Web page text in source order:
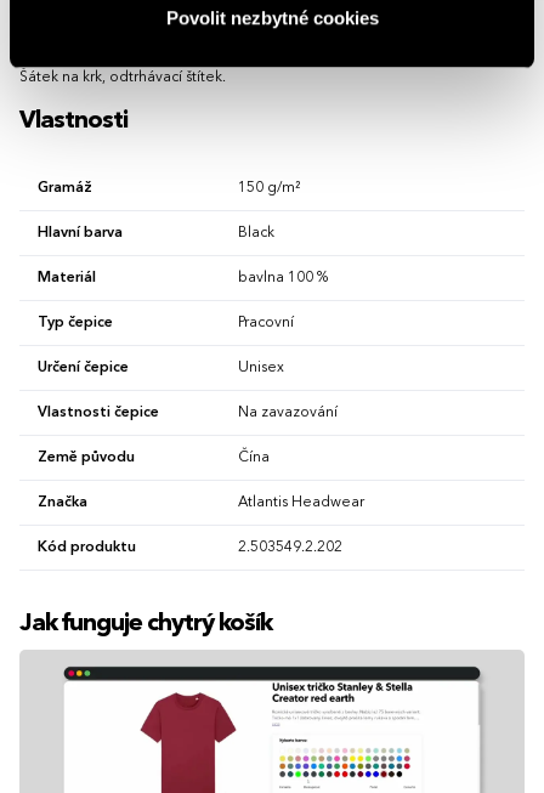
Povolit nezbytné cookies
Šátek na krk, odtrhávací štítek.
Vlastnosti
Gramáž 150 g/m²
Hlavní barva Black
Materiál bavlna 100 %
Typ čepice Pracovní
Určení čepice Unisex
Vlastnosti čepice Na zavazování
Země původu Čína
Značka Atlantis Headwear
Kód produktu 2.503549.2.202
Jak funguje chytrý košík